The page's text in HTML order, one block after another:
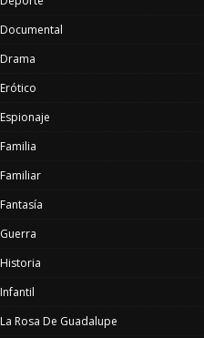
Documental
Drama
Erótico
Espionaje
Familia
Familiar
Fantasía
Guerra
Historia
Infantil
La Rosa De Guadalupe